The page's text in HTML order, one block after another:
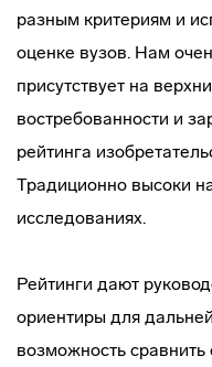
разным критериям и
оценке вузов. Нам
присутствует на
востребованности и
рейтинга
Традиционно высоки
исследованиях.
Рейтинги дают
ориентиры для
возможность